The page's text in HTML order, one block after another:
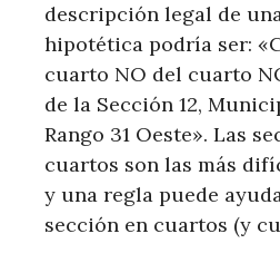
descripción legal de
hipotética podría ser:
cuarto NO del cuarto
de la Sección 12,
Rango 31 Oeste». Las
cuartos son las más
y una regla puede
sección en cuartos (y